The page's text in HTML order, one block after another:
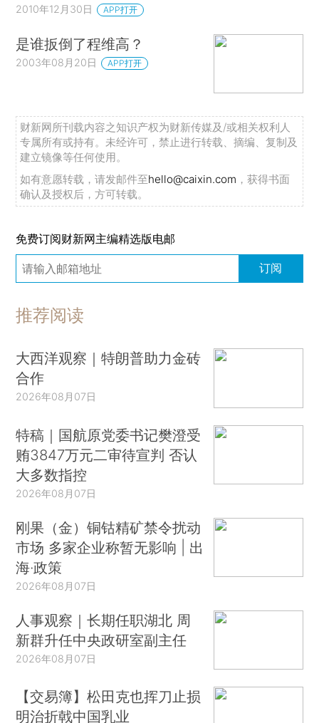
2010年12月30日 APP打开
是谁扳倒了程维高？
2003年08月20日 APP打开
财新网所刊载内容之知识产权为财新传媒及/或相关权利人
专属所有或持有。未经许可，禁止进行转载、摘编、复制及
建立镜像等任何使用。
如有意愿转载，请发邮件至hello@caixin.com ，获得书面
确认及授权后，方可转载。
免费订阅财新网主编精选版电邮
订阅
推荐阅读
大西洋观察｜特朗普助力金砖
合作
2026年08月07日
特稿｜国航原党委书记樊澄受
贿3847万元二审待宣判 否认
大多数指控
2026年08月07日
刚果（金）铜钴精矿禁令扰动
市场 多家企业称暂无影响 | 出
海·政策
2026年08月07日
人事观察｜长期任职湖北 周
新群升任中央政研室副主任
2026年08月07日
【交易簿】松田克也挥刀止损
明治折戟中国乳业